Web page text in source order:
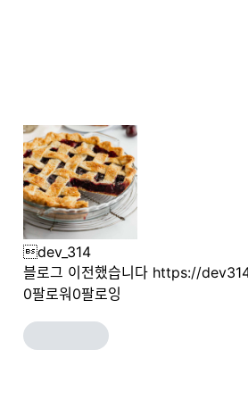
dev_314
블로그 이전했습니다 https://
0팔로워 0팔로잉